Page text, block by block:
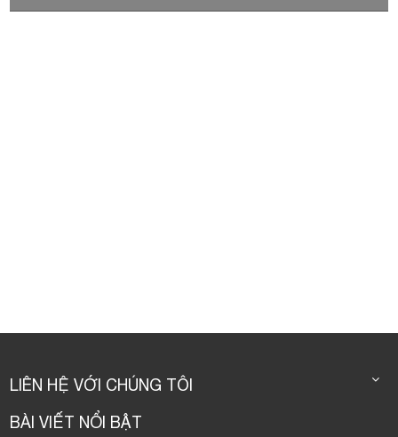
LIÊN HỆ VỚI CHÚNG TÔI
BÀI VIẾT NỔI BẬT